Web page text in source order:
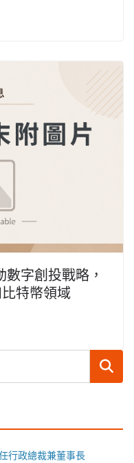
字創投戰略，
特幣領域
搜尋
行政總裁兼董事長